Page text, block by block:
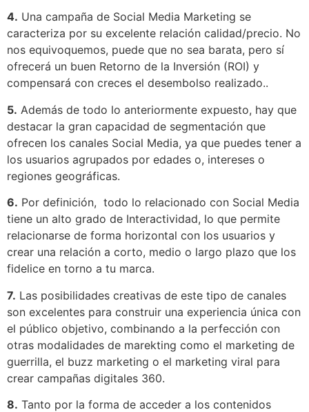
4. Una campaña de Social Media Marketing se
caracteriza por su excelente relación calidad/precio. No
nos equivoquemos, puede que no sea barata, pero sí
ofrecerá un buen Retorno de la Inversión (ROI) y
compensará con creces el desembolso realizado..
5. Además de todo lo anteriormente expuesto, hay que
destacar la gran capacidad de segmentación que
ofrecen los canales Social Media, ya que puedes tener a
los usuarios agrupados por edades o, intereses o
regiones geográficas.
6. Por definición, todo lo relacionado con Social Media
tiene un alto grado de Interactividad, lo que permite
relacionarse de forma horizontal con los usuarios y
crear una relación a corto, medio o largo plazo que los
fidelice en torno a tu marca.
7. Las posibilidades creativas de este tipo de canales
son excelentes para construir una experiencia única con
el público objetivo, combinando a la perfección con
otras modalidades de marekting como el marketing de
guerrilla, el buzz marketing o el marketing viral para
crear campañas digitales 360.
8. Tanto por la forma de acceder a los contenidos